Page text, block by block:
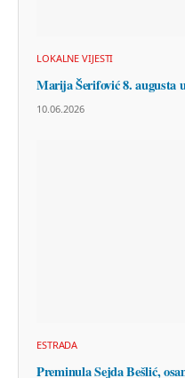
LOKALNE VIJESTI
Marija Šerifović 8. augusta
10.06.2026
ESTRADA
Preminula Sejda Bešlić,